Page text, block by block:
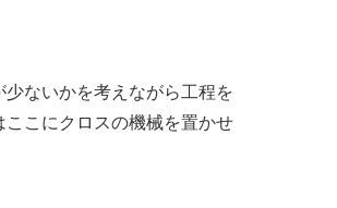
ないかを考えながら工程を
こにクロスの機械を置かせ